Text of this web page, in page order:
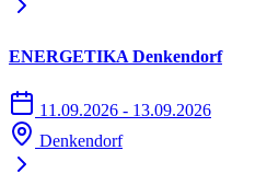
ENERGETIKA Denkendorf
11.09.2026 - 13.09.2026
Denkendorf